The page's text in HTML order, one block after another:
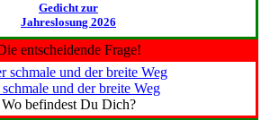
Gedicht zur
Jahreslosung 2026
entscheidende Frage!
und der breite Weg
Wo befindest Du Dich?